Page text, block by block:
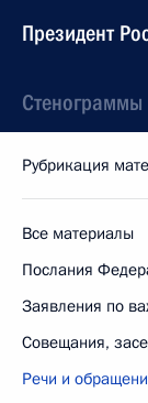
Президент
Стенограммы
Рубрикация
Все материалы
Послания
Заявления по
Совещания,
Речи и